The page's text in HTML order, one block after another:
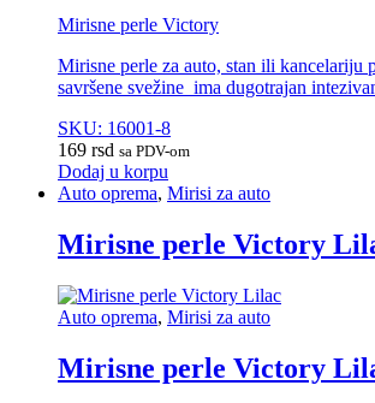
Mirisne perle Victory
Mirisne perle za auto, stan ili kancelariju
savršene svežine ima dugotrajan
SKU: 16001-8
169 rsd sa PDV-om
Dodaj u korpu
Auto oprema, Mirisi za auto
Mirisne perle Victory
Auto oprema, Mirisi za auto
Mirisne perle Victory